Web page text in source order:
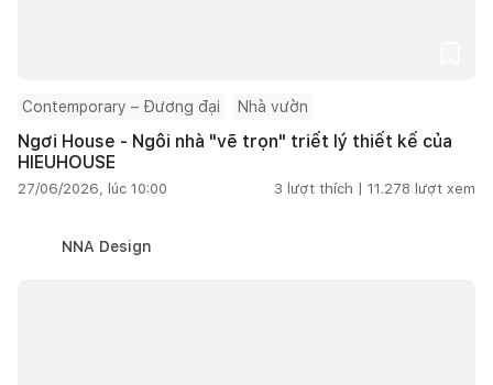
Contemporary – Đương đại Nhà vườn
Ngơi House - Ngôi nhà "vẽ trọn" triết lý thiết kế của
HIEUHOUSE
27/06/2026, lúc 10:00 3 lượt thích | 11.278 lượt xem
NNA Design